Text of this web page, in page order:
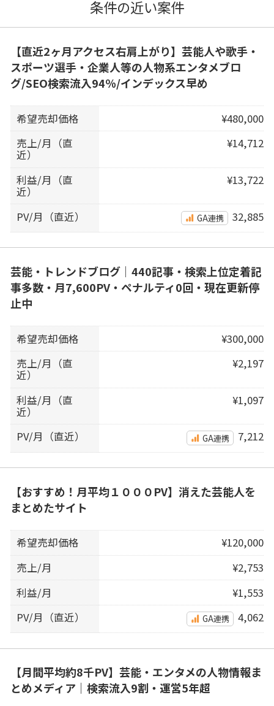
条件の近い案件
【直近2ヶ月アクセス右肩上がり】芸能人や歌手・
スポーツ選手・企業人等の人物系エンタメブロ
グ/SEO検索流入94％/インデックス早め
希望売却価格
¥480,000
売上/月（直
近）
¥14,712
利益/月（直
近）
¥13,722
PV/月（直近） GA連携 32,885
芸能・トレンドブログ｜440記事・検索上位定着記
事多数・月7,600PV・ペナルティ0回・現在更新停
止中
希望売却価格
¥300,000
売上/月（直
近）
¥2,197
利益/月（直
近）
¥1,097
PV/月（直近） GA連携 7,212
【おすすめ！月平均１０００PV】消えた芸能人を
まとめたサイト
希望売却価格
¥120,000
売上/月
¥2,753
利益/月
¥1,553
PV/月（直近）
GA連携 4,062
【月間平均約8千PV】芸能・エンタメの人物情報ま
とめメディア｜検索流入9割・運営5年超